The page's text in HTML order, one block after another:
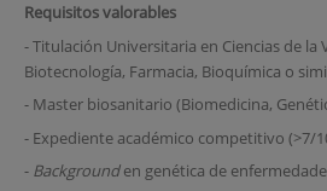
Requisitos valorables
- Titulación Universitaria en Ciencias de la
Biotecnología, Farmacia, Bioquímica o
- Master biosanitario (Biomedicina,
- Expediente académico competitivo (>7/
- Backgrounden genética de